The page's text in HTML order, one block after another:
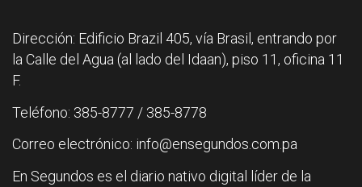
Dirección: Edificio Brazil 405, vía Brasil, entrando por
la Calle del Agua (al lado del Idaan), piso 11, oficina 11
F.
Teléfono: 385-8777 / 385-8778
Correo electrónico: info@ensegundos.com.pa
En Segundos es el diario nativo digital líder de la